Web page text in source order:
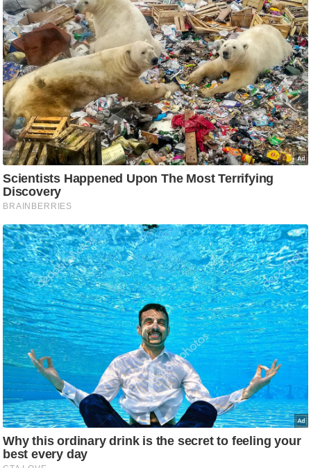
/
फै
श
न
घ
रे
लू
नु
स्खे
प
र्य
न
स्थ
ल
फि
ट
ने
स
मं
त्रा
रि
ले
श
न